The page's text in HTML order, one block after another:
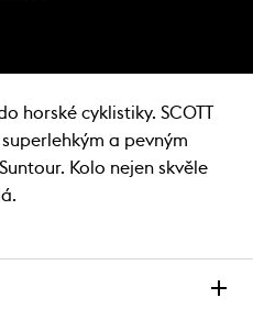
horské cyklistiky. SCOTT
a pevným
Kolo nejen skvěle